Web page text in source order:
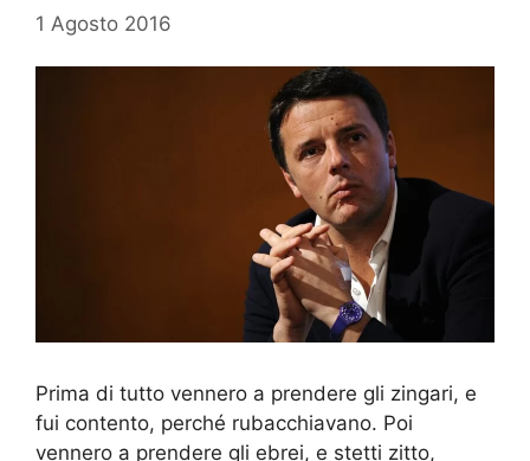
1 Agosto 2016
Prima di tutto vennero a prendere gli zingari, e
fui contento, perché rubacchiavano. Poi
vennero a prendere gli ebrei, e stetti zitto,